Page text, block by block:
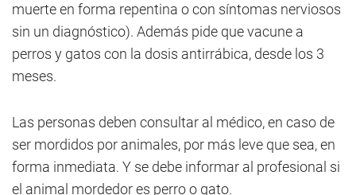
muerte en forma repentina o con síntomas nerviosos
sin un diagnóstico). Además pide que vacune a
perros y gatos con la dosis antirrábica, desde los 3
meses.
Las personas deben consultar al médico, en caso de
ser mordidos por animales, por más leve que sea, en
forma inmediata. Y se debe informar al profesional si
el animal mordedor es perro o gato.